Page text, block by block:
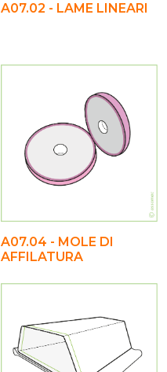
A07.02 - LAME LINEARI
A07.04 - MOLE DI
AFFILATURA